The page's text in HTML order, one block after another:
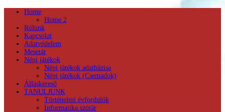
Home
Home 2
Rólunk
Kapcsolat
Adatvédelem
Mesetár
Népi játékok
Népi játékok adatbázisa
Népi játékok (Csemadok)
Álláskereső
TANULJUNK
Történelmi évfordulók
Informatika szótár